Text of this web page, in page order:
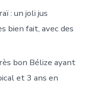
: un joli jus
bien fait, avec des
bon Bélize ayant
et 3 ans en